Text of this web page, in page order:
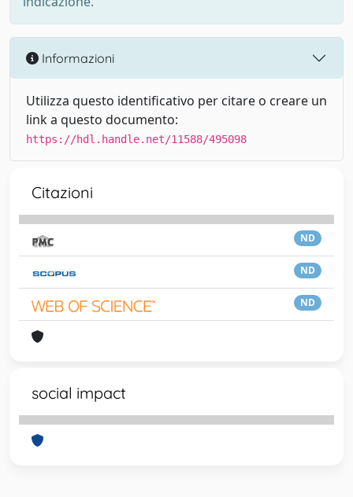
Informazioni
Utilizza questo identificativo per citare o creare un
link a questo documento:
https://hdl.handle.net/11588/495098
Citazioni
ND
ND
ND
social impact